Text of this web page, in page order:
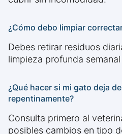
¿Cómo debo limpiar
Debes retirar residuos
limpieza profunda
¿Qué hacer si mi gato deja
repentinamente?
Consulta primero al
posibles cambios en tipo